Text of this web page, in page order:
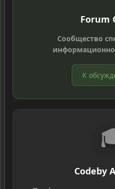
Forum
Сообщество
К
Codeby